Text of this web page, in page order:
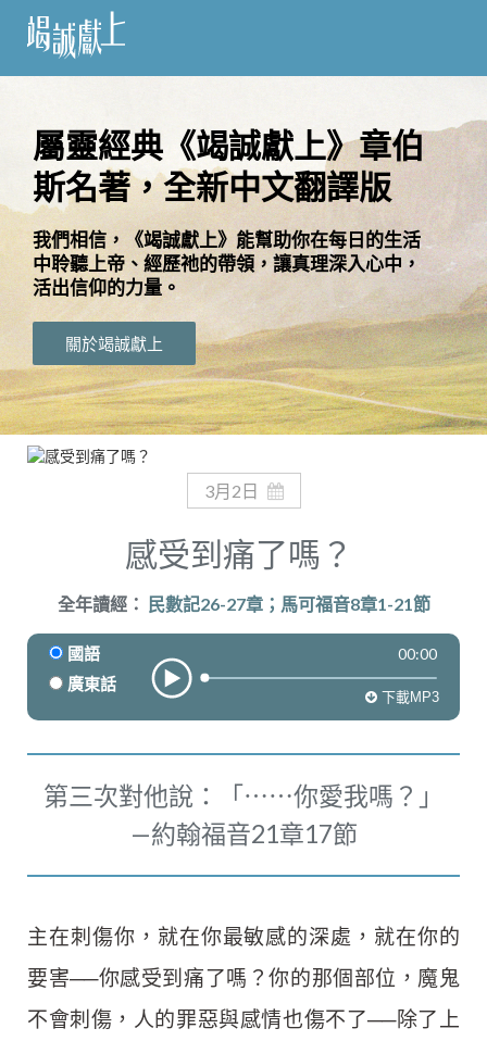
閱
語
言
關
於
竭
誠
獻
上
屬靈經典《竭誠獻上》章伯
斯名著，全新中文翻譯版
我們相信，《竭誠獻上》能幫助你在每日的生活
中聆聽上帝、經歷祂的帶領，讓真理深入心中，
活出信仰的力量。
關於竭誠獻上
3月2日
感受到痛了嗎？
全年讀經： 民數記26-27章；馬可福音8章1-21節
國語
廣東話
00:00
下載MP3
第三次對他說：「⋯⋯你愛我嗎？」
—約翰福音21章17節
主在刺傷你，就在你最敏感的深處，就在你的
要害──你感受到痛了嗎？你的那個部位，魔鬼
不會刺傷，人的罪惡與感情也傷不了──除了上